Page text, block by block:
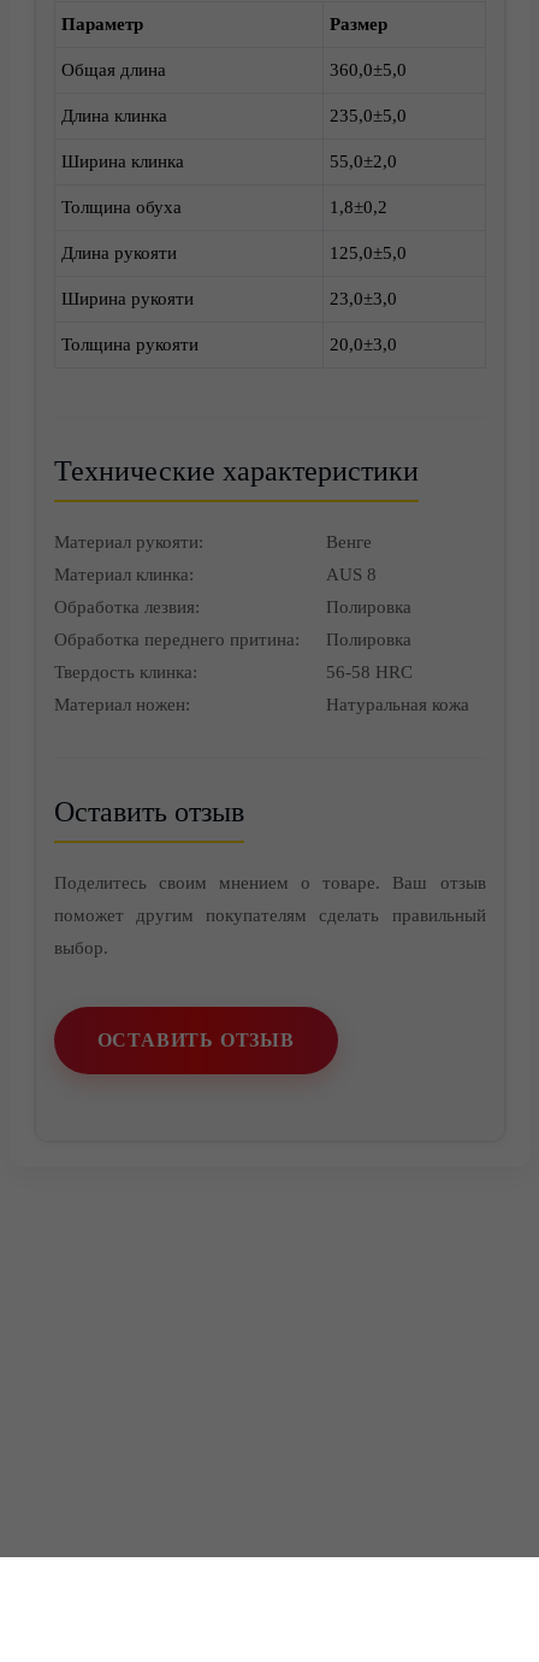
Контакты
Параметр
Размер
Общая длина 360,0±5,0
Длина клинка 235,0±5,0
Ширина клинка 55,0±2,0
Толщина обуха 1,8±0,2
Длина рукояти 125,0±5,0
Ширина рукояти 23,0±3,0
Толщина рукояти 20,0±3,0
Технические характеристики
Материал рукояти:
Венге
Материал клинка:
AUS 8
Обработка лезвия:
Полировка
Обработка переднего притина:
Полировка
Твердость клинка:
56-58 HRC
Материал ножен:
Натуральная кожа
Оставить отзыв
Поделитесь своим мнением о товаре. Ваш отзыв
поможет другим покупателям сделать правильный
выбор.
ОСТАВИТЬ ОТЗЫВ